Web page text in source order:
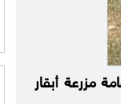
مزرعة أبقار